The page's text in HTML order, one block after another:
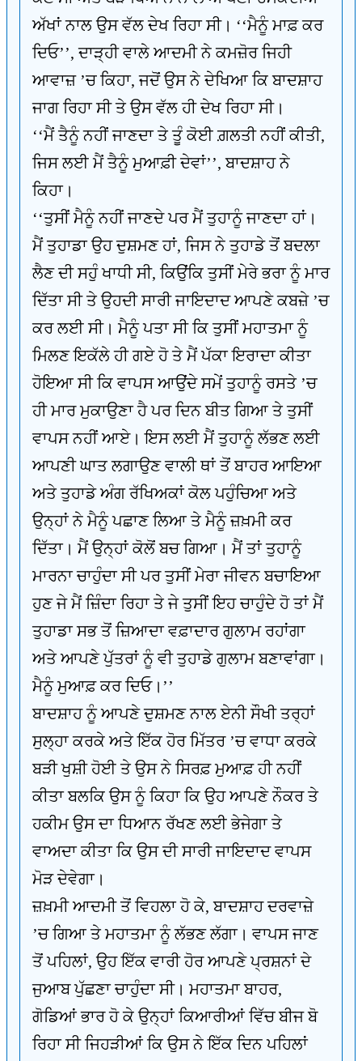
ਅੱਖਾਂ ਨਾਲ ਉਸ ਵੱਲ ਦੇਖ ਰਿਹਾ ਸੀ। ‘‘ਮੈਨੂੰ ਮਾਫ਼ ਕਰ
ਦਿਓ’’, ਦਾੜ੍ਹੀ ਵਾਲੇ ਆਦਮੀ ਨੇ ਕਮਜ਼ੋਰ ਜਿਹੀ
ਆਵਾਜ਼ ’ਚ ਕਿਹਾ, ਜਦੋਂ ਉਸ ਨੇ ਦੇਖਿਆ ਕਿ ਬਾਦਸ਼ਾਹ
ਜਾਗ ਰਿਹਾ ਸੀ ਤੇ ਉਸ ਵੱਲ ਹੀ ਦੇਖ ਰਿਹਾ ਸੀ।
‘‘ਮੈਂ ਤੈਨੂੰ ਨਹੀਂ ਜਾਣਦਾ ਤੇ ਤੂੰ ਕੋਈ ਗ਼ਲਤੀ ਨਹੀਂ ਕੀਤੀ,
ਜਿਸ ਲਈ ਮੈਂ ਤੈਨੂੰ ਮੁਆਫ਼ੀ ਦੇਵਾਂ’’, ਬਾਦਸ਼ਾਹ ਨੇ
ਕਿਹਾ।
‘‘ਤੁਸੀਂ ਮੈਨੂੰ ਨਹੀਂ ਜਾਣਦੇ ਪਰ ਮੈਂ ਤੁਹਾਨੂੰ ਜਾਣਦਾ ਹਾਂ।
ਮੈਂ ਤੁਹਾਡਾ ਉਹ ਦੁਸ਼ਮਣ ਹਾਂ, ਜਿਸ ਨੇ ਤੁਹਾਡੇ ਤੋਂ ਬਦਲਾ
ਲੈਣ ਦੀ ਸਹੁੰ ਖਾਧੀ ਸੀ, ਕਿਉਂਕਿ ਤੁਸੀਂ ਮੇਰੇ ਭਰਾ ਨੂੰ ਮਾਰ
ਦਿੱਤਾ ਸੀ ਤੇ ਉਹਦੀ ਸਾਰੀ ਜਾਇਦਾਦ ਆਪਣੇ ਕਬਜ਼ੇ ’ਚ
ਕਰ ਲਈ ਸੀ। ਮੈਨੂੰ ਪਤਾ ਸੀ ਕਿ ਤੁਸੀਂ ਮਹਾਤਮਾ ਨੂੰ
ਮਿਲਣ ਇਕੱਲੇ ਹੀ ਗਏ ਹੋ ਤੇ ਮੈਂ ਪੱਕਾ ਇਰਾਦਾ ਕੀਤਾ
ਹੋਇਆ ਸੀ ਕਿ ਵਾਪਸ ਆਉਂਦੇ ਸਮੇਂ ਤੁਹਾਨੂੰ ਰਸਤੇ ’ਚ
ਹੀ ਮਾਰ ਮੁਕਾਉਣਾ ਹੈ ਪਰ ਦਿਨ ਬੀਤ ਗਿਆ ਤੇ ਤੁਸੀਂ
ਵਾਪਸ ਨਹੀਂ ਆਏ। ਇਸ ਲਈ ਮੈਂ ਤੁਹਾਨੂੰ ਲੱਭਣ ਲਈ
ਆਪਣੀ ਘਾਤ ਲਗਾਉਣ ਵਾਲੀ ਥਾਂ ਤੋਂ ਬਾਹਰ ਆਇਆ
ਅਤੇ ਤੁਹਾਡੇ ਅੰਗ ਰੱਖਿਅਕਾਂ ਕੋਲ ਪਹੁੰਚਿਆ ਅਤੇ
ਉਨ੍ਹਾਂ ਨੇ ਮੈਨੂੰ ਪਛਾਣ ਲਿਆ ਤੇ ਮੈਨੂੰ ਜ਼ਖ਼ਮੀ ਕਰ
ਦਿੱਤਾ। ਮੈਂ ਉਨ੍ਹਾਂ ਕੋਲੋਂ ਬਚ ਗਿਆ। ਮੈਂ ਤਾਂ ਤੁਹਾਨੂੰ
ਮਾਰਨਾ ਚਾਹੁੰਦਾ ਸੀ ਪਰ ਤੁਸੀਂ ਮੇਰਾ ਜੀਵਨ ਬਚਾਇਆ
ਹੁਣ ਜੇ ਮੈਂ ਜ਼ਿੰਦਾ ਰਿਹਾ ਤੇ ਜੇ ਤੁਸੀਂ ਇਹ ਚਾਹੁੰਦੇ ਹੋ ਤਾਂ ਮੈਂ
ਤੁਹਾਡਾ ਸਭ ਤੋਂ ਜ਼ਿਆਦਾ ਵਫ਼ਾਦਾਰ ਗੁਲਾਮ ਰਹਾਂਗਾ
ਅਤੇ ਆਪਣੇ ਪੁੱਤਰਾਂ ਨੂੰ ਵੀ ਤੁਹਾਡੇ ਗੁਲਾਮ ਬਣਾਵਾਂਗਾ।
ਮੈਨੂੰ ਮੁਆਫ਼ ਕਰ ਦਿਓ।’’
ਬਾਦਸ਼ਾਹ ਨੂੰ ਆਪਣੇ ਦੁਸ਼ਮਣ ਨਾਲ ਏਨੀ ਸੌਖੀ ਤਰ੍ਹਾਂ
ਸੁਲ੍ਹਾ ਕਰਕੇ ਅਤੇ ਇੱਕ ਹੋਰ ਮਿੱਤਰ ’ਚ ਵਾਧਾ ਕਰਕੇ
ਬੜੀ ਖੁਸ਼ੀ ਹੋਈ ਤੇ ਉਸ ਨੇ ਸਿਰਫ਼ ਮੁਆਫ਼ ਹੀ ਨਹੀਂ
ਕੀਤਾ ਬਲਕਿ ਉਸ ਨੂੰ ਕਿਹਾ ਕਿ ਉਹ ਆਪਣੇ ਨੌਕਰ ਤੇ
ਹਕੀਮ ਉਸ ਦਾ ਧਿਆਨ ਰੱਖਣ ਲਈ ਭੇਜੇਗਾ ਤੇ
ਵਾਅਦਾ ਕੀਤਾ ਕਿ ਉਸ ਦੀ ਸਾਰੀ ਜਾਇਦਾਦ ਵਾਪਸ
ਮੋੜ ਦੇਵੇਗਾ।
ਜ਼ਖ਼ਮੀ ਆਦਮੀ ਤੋਂ ਵਿਹਲਾ ਹੋ ਕੇ, ਬਾਦਸ਼ਾਹ ਦਰਵਾਜ਼ੇ
’ਚ ਗਿਆ ਤੇ ਮਹਾਤਮਾ ਨੂੰ ਲੱਭਣ ਲੱਗਾ। ਵਾਪਸ ਜਾਣ
ਤੋਂ ਪਹਿਲਾਂ, ਉਹ ਇੱਕ ਵਾਰੀ ਹੋਰ ਆਪਣੇ ਪ੍ਰਸ਼ਨਾਂ ਦੇ
ਜੁਆਬ ਪੁੱਛਣਾ ਚਾਹੁੰਦਾ ਸੀ। ਮਹਾਤਮਾ ਬਾਹਰ,
ਗੋਡਿਆਂ ਭਾਰ ਹੋ ਕੇ ਉਨ੍ਹਾਂ ਕਿਆਰੀਆਂ ਵਿੱਚ ਬੀਜ ਬੋ
ਰਿਹਾ ਸੀ ਜਿਹੜੀਆਂ ਕਿ ਉਸ ਨੇ ਇੱਕ ਦਿਨ ਪਹਿਲਾਂ